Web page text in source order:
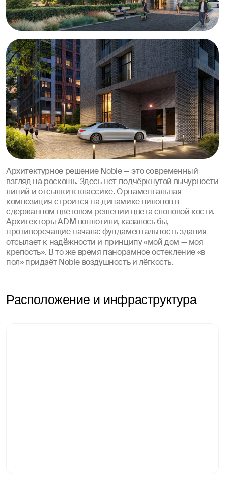
Архитектурное решение Noble — это современный
взгляд на роскошь. Здесь нет подчёркнутой вычурности
линий и отсылки к классике. Орнаментальная
композиция строится на динамике пилонов в
сдержанном цветовом решении цвета слоновой кости.
Архитекторы ADM воплотили, казалось бы,
противоречащие начала: фундаментальность здания
отсылает к надёжности и принципу «мой дом — моя
крепость». В то же время панорамное остекление «в
пол» придаёт Noble воздушность и лёгкость.
Расположение и инфраструктура